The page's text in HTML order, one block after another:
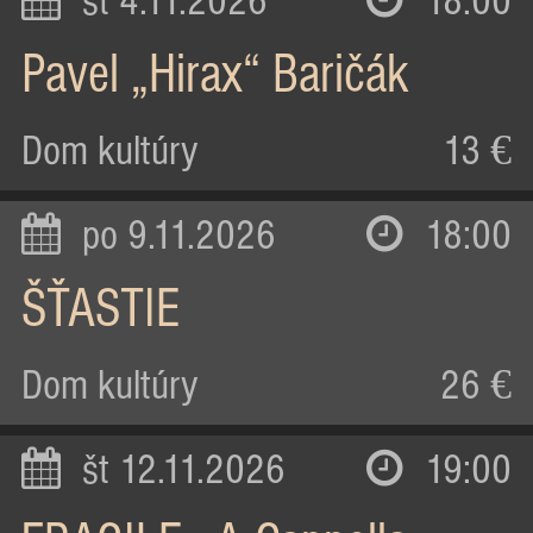
Pavel „Hirax“ Baričák
Dom kultúry 13 €
po 9.11.2026 18:00
ŠŤASTIE
Dom kultúry 26 €
št 12.11.2026 19:00